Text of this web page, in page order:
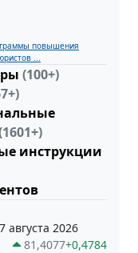
повышения
...
(100+)
инструкции
августа 2026
81,4077+0,4784